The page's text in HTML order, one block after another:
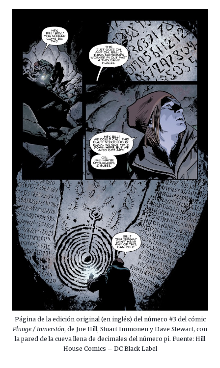
Página de la edición original (en inglés) del número #3 del cómic
Plunge / Inmersión, de Joe Hill, Stuart Immonen y Dave Stewart, con
la pared de la cueva llena de decimales del número pi. Fuente: Hill
House Comics – DC Black Label